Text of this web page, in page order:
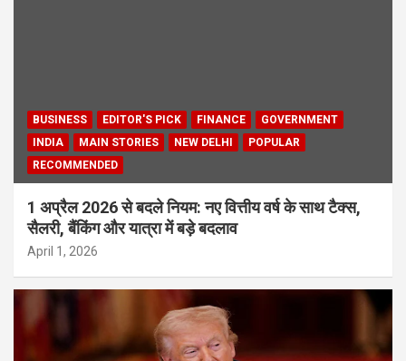
BUSINESS EDITOR'S PICK FINANCE
GOVERNMENT
INDIA
MAIN STORIES NEW DELHI
POPULAR
RECOMMENDED
1 अप्रैल 2026 से बदले नियम: नए वित्तीय वर्ष के साथ टैक्स,
सैलरी, बैंकिंग और यात्रा में बड़े बदलाव
April 1, 2026